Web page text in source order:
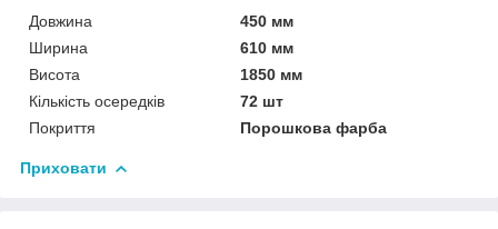
Довжина
450 мм
Ширина
610 мм
Висота
1850 мм
Кількість осередків
72 шт
Покриття
Порошкова фарба
Приховати